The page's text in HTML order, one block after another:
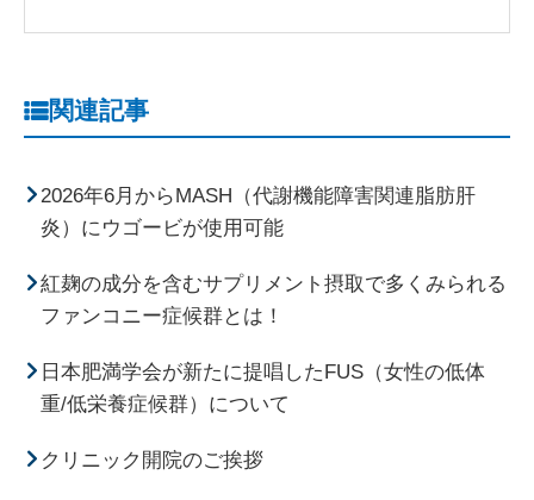
関連記事
2026年6月からMASH（代謝機能障害関連脂肪肝
炎）にウゴービが使用可能
紅麹の成分を含むサプリメント摂取で多くみられる
ファンコニー症候群とは！
日本肥満学会が新たに提唱したFUS（女性の低体
重/低栄養症候群）について
クリニック開院のご挨拶